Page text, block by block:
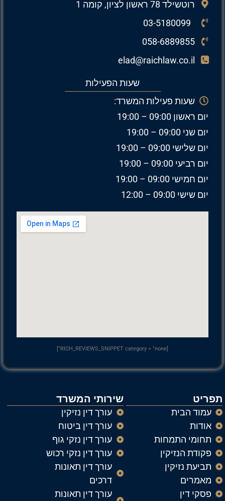
רוטשילד 78 ראשון לציון, קומה 1
058-6889855
elad@raichlaw.co.il
שעות הפעילות
שעות פעילות המשרד:
יום ראשון 09:00 – 19:00
יום שני 09:00 – 19:00
יום שלישי 09:00 – 19:00
יום רביעי 09:00 – 19:00
יום חמישי 09:00 – 19:00
יום שישי 09:00 – 12:00
[RICH_REVIEWS_SNIPPET category = "none"]
תפריט
עמוד הבית
אודות
תחומי התמחות
פקודת הנזיקין
תביעת נזיקין
מאמרים
פסקי דין
שירותי המשרד
עורך דין נזיקין
עורך דין ביטוח
עורך דין נזקי גוף
עורך דין נזקי רכוש
עורך דין תאונות
דרכים
עורך דין תאונות